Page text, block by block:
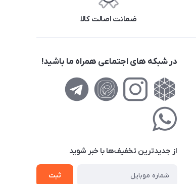
ضمانت اصالت کالا
در شبکه های اجتماعی همراه ما باشید!
از جدید‌ترین تخفیف‌ها با‌ خبر شوید
ثبت